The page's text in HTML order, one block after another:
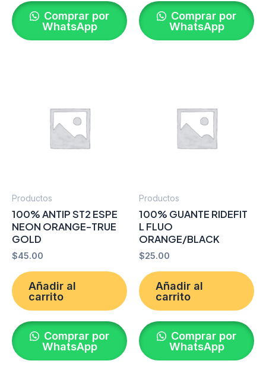
Comprar por
WhatsApp
Comprar por
WhatsApp
Productos
100% ANTIP ST2 ESPE
NEON ORANGE-TRUE
GOLD
$45.00
Añadir al
carrito
Comprar por
WhatsApp
Productos
100% GUANTE RIDEFIT
L FLUO
ORANGE/BLACK
$25.00
Añadir al
carrito
Comprar por
WhatsApp